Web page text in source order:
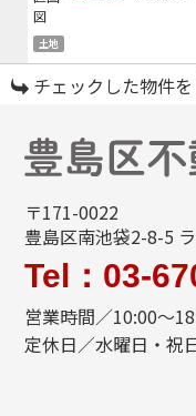
土地
チェックした物件を
〒171-0022
豊島区南池袋2-8-5
Tel：03-
営業時間／10:00～
定休日／水曜日・祝